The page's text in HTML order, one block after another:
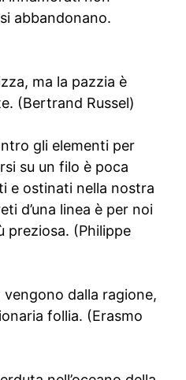
abbandonano.
ma la pazzia è
(Bertrand Russel)
gli elementi per
su un filo è poca
e ostinati nella nostra
d’una linea è per noi
preziosa. (Philippe
dalla ragione,
follia. (Erasmo